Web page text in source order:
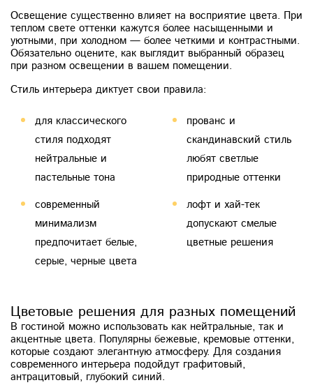
Освещение существенно влияет на восприятие цвета. При
теплом свете оттенки кажутся более насыщенными и
уютными, при холодном — более четкими и контрастными.
Обязательно оцените, как выглядит выбранный образец
при разном освещении в вашем помещении.
Стиль интерьера диктует свои правила:
для классического
стиля подходят
нейтральные и
пастельные тона
современный
минимализм
предпочитает белые,
серые, черные цвета
прованс и
скандинавский стиль
любят светлые
природные оттенки
лофт и хай-тек
допускают смелые
цветные решения
Цветовые решения для разных помещений
В гостиной можно использовать как нейтральные, так и
акцентные цвета. Популярны бежевые, кремовые оттенки,
которые создают элегантную атмосферу. Для создания
современного интерьера подойдут графитовый,
антрацитовый, глубокий синий.